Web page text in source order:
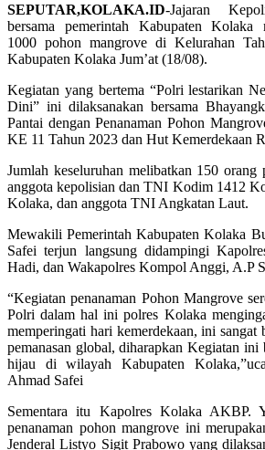
SEPUTAR,KOLAKA.ID-Jajaran
bersama pemerintah Kabupaten Kolaka
1000 pohon mangrove di Kelurahan
Kabupaten Kolaka Jum’at (18/08).
Kegiatan yang bertema “Polri lestarikan
Dini” ini dilaksanakan bersama
Pantai dengan Penanaman Pohon
KE 11 Tahun 2023 dan Hut Kemerdekaan
Jumlah keseluruhan melibatkan 150 orang
anggota kepolisian dan TNI Kodim 1412
Kolaka, dan anggota TNI Angkatan Laut.
Mewakili Pemerintah Kabupaten Kolaka
Safei terjun langsung didampingi
Hadi, dan Wakapolres Kompol Anggi, A.P
“Kegiatan penanaman Pohon Mangrove
Polri dalam hal ini polres Kolaka
memperingati hari kemerdekaan, ini sangat
pemanasan global, diharapkan Kegiatan ini
hijau di wilayah Kabupaten
Ahmad Safei
Sementara itu Kapolres Kolaka AKBP.
penanaman pohon mangrove ini
Jenderal Listyo Sigit Prabowo yang